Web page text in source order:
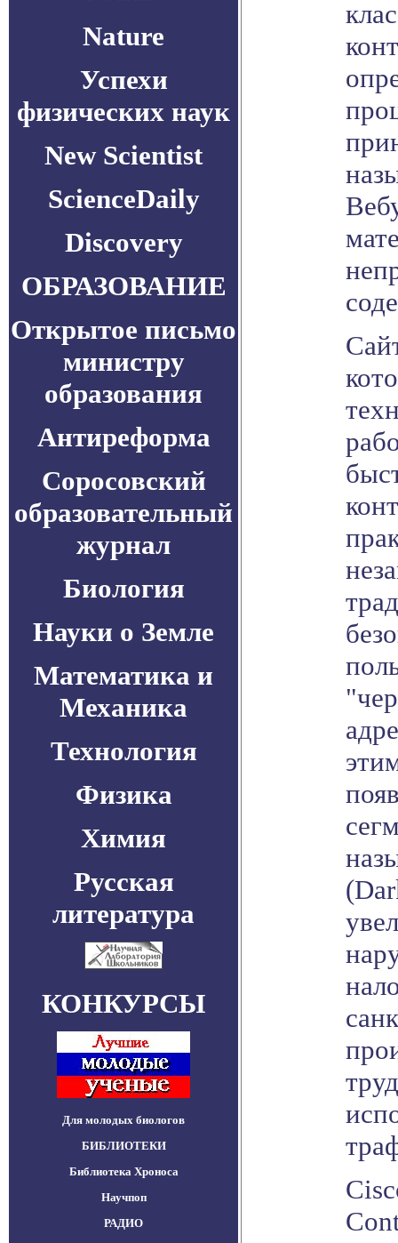
Nature
Успехи
физических наук
New Scientist
ScienceDaily
Discovery
ОБРАЗОВАНИЕ
Открытое письмо
министру
образования
Антиреформа
Соросовский
образовательный
журнал
Биология
Науки о Земле
Математика и
Механика
Технология
Физика
Химия
Русская
литература
КОНКУРСЫ
Для молодых биологов
БИБЛИОТЕКИ
Библиотека Хроноса
Научпоп
РАДИО